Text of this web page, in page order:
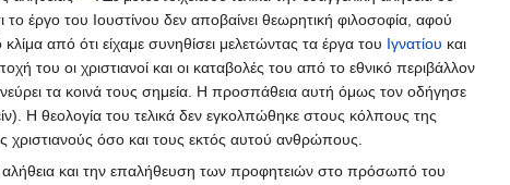
το έργο του Ιουστίνου δεν αποβαίνει θεωρητική φιλοσοφία, αφού
από ότι είχαμε συνηθίσει μελετώντας τα έργα του Ιγνατίου και
του οι χριστιανοί και οι καταβολές του από το εθνικό περιβάλλον
τα κοινά τους σημεία. Η προσπάθεια αυτή όμως τον οδήγησε
Η θεολογία του τελικά δεν εγκολπώθηκε στους κόλπους της
χριστιανούς όσο και τους εκτός αυτού ανθρώπους.
και την επαλήθευση των προφητειών στο πρόσωπό του